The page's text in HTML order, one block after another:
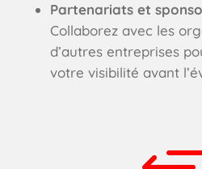
Partenariats et
Collaborez avec les
d’autres entreprises
votre visibilité avant